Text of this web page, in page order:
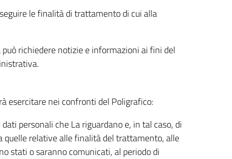
le finalità di trattamento di cui alla
richiedere notizie e informazioni ai fini del
esercitare nei confronti del Poligrafico:
personali che La riguardano e, in tal caso, di
quelle relative alle finalità del trattamento, alle
stati o saranno comunicati, al periodo di